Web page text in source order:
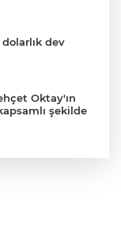
dev
Oktay'ın
şekilde